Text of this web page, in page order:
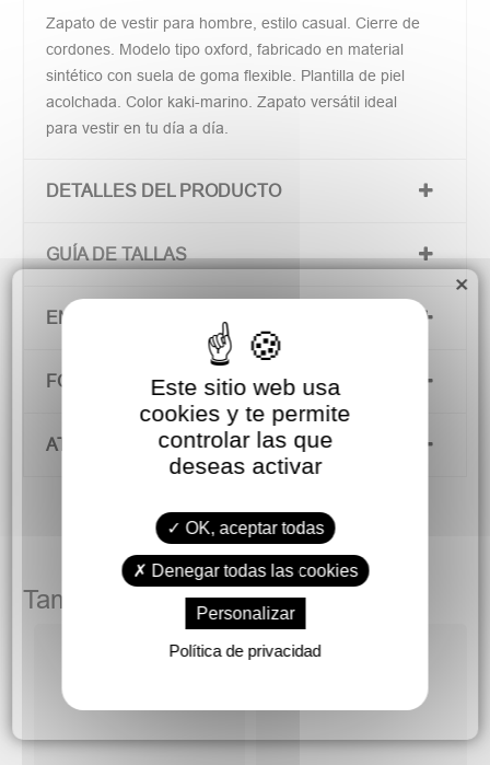
Zapato de vestir para hombre, estilo casual. Cierre de
cordones. Modelo tipo oxford, fabricado en material
sintético con suela de goma flexible. Plantilla de piel
acolchada. Color kaki-marino. Zapato versátil ideal
para vestir en tu día a día.
DETALLES DEL PRODUCTO
GUÍA DE TALLAS
ENVÍOS Y DEVOLUCIONES
FORMAS DE PAGO
ATENCIÓN AL CLIENTE
También podría gustarte
×
Este sitio web usa
cookies y te permite
controlar las que
deseas activar
OK, aceptar todas
Denegar todas las cookies
Personalizar
Política de privacidad